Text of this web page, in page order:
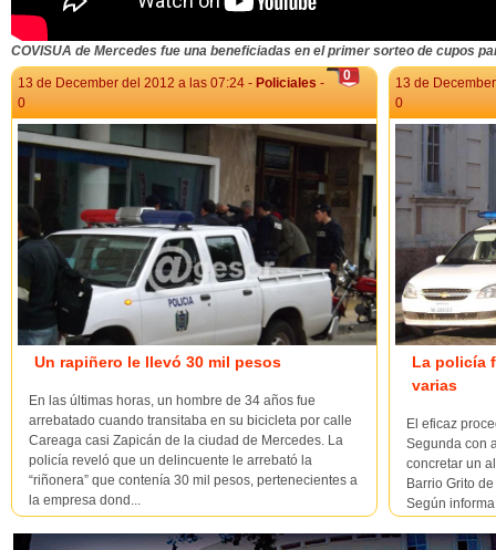
COVISUA de Mercedes fue una beneficiadas en el primer sorteo de cupos
0
13 de December del 2012 a las 07:24 - Policiales -
0
Un rapiñero le llevó 30 mil pesos
En las últimas horas, un hombre de 34 años fue
arrebatado cuando transitaba en su bicicleta por calle
Careaga casi Zapicán de la ciudad de Mercedes. La
policía reveló que un delincuente le arrebató la
“riñonera” que contenía 30 mil pesos, pertenecientes a
la empresa dond...
13 de
0
La policía
varias
El eficaz
Segunda con
concretar un
Barrio Grito
Según
inc...